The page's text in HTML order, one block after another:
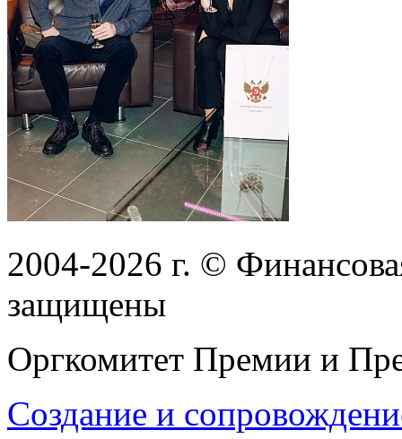
2004-2026 г. ©
защищены
Оргкомитет Премии и
Создание и